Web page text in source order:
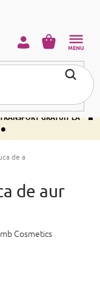
•
TRANSPORT
GRATUIT LA
•
COŞ
de aur
de aur
Cosmetics